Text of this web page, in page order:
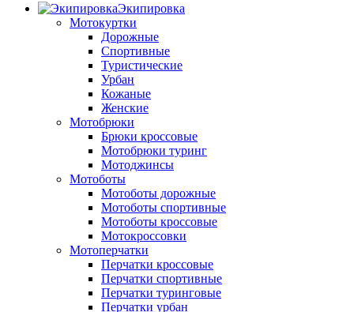
Экипировка
Мотокуртки
Дорожные
Спортивные
Туристические
Урбан
Кожаные
Женские
Мотобрюки
Брюки кроссовые
Мотобрюки туринг
Мотоджинсы
Мотоботы
Мотоботы дорожные
Мотоботы спортивные
Мотоботы кроссовые
Мотокроссовки
Мотоперчатки
Перчатки кроссовые
Перчатки спортивные
Перчатки туринговые
Перчатки урбан